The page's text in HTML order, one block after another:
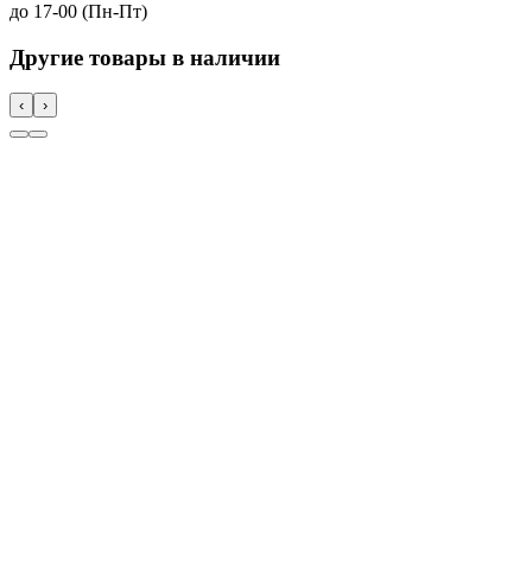
до 17-00 (Пн-Пт)
Другие товары в наличии
‹ ›